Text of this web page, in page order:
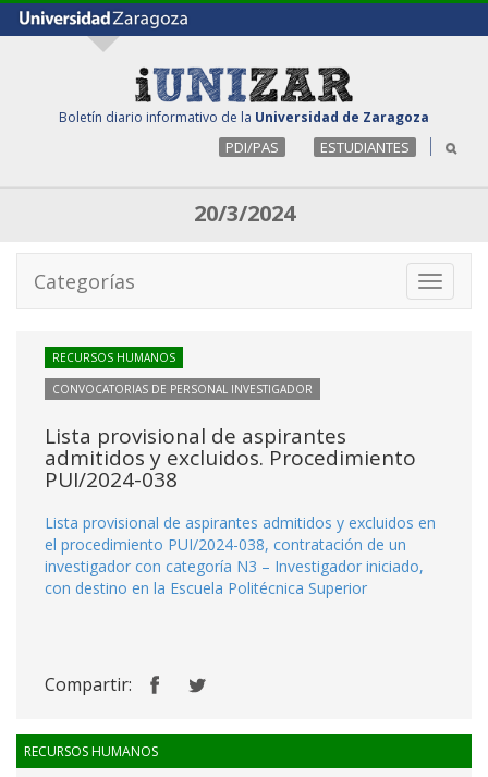
Boletín diario informativo de la Universidad de Zaragoza
PDI/PAS ESTUDIANTES
20/3/2024
Toggle
Categorías
RECURSOS HUMANOS
CONVOCATORIAS DE PERSONAL INVESTIGADOR
Lista provisional de aspirantes
admitidos y excluidos. Procedimiento
PUI/2024-038
Lista provisional de aspirantes admitidos y excluidos en
el procedimiento PUI/2024-038, contratación de un
investigador con categoría N3 – Investigador iniciado,
con destino en la Escuela Politécnica Superior
Compartir:
RECURSOS HUMANOS